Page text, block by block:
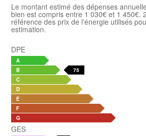
Le montant estimé des dépenses
bien est compris entre 1 030€ et 1 450€.
référence des prix de l'énergie utilisés
estimation.
DPE
A
B
75
C
D
E
F
G
GES